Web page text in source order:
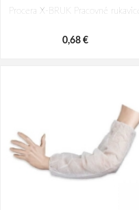
Procera X-BRUK Pracovné rukavice
0,68 €